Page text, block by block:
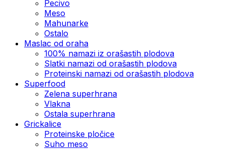
Pecivo
Meso
Mahunarke
Ostalo
Maslac od oraha
100% namazi iz orašastih plodova
Slatki namazi od orašastih plodova
Proteinski namazi od orašastih plodova
Superfood
Zelena superhrana
Vlakna
Ostala superhrana
Grickalice
Proteinske pločice
Suho meso